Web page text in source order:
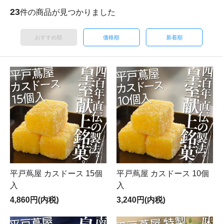
23件の商品が見つかりました
おすすめ順 価格順 新着順
平戸蔦屋 カスドース 15個
入
4,860円(内税)
平戸蔦屋 カスドース 10個
入
3,240円(内税)